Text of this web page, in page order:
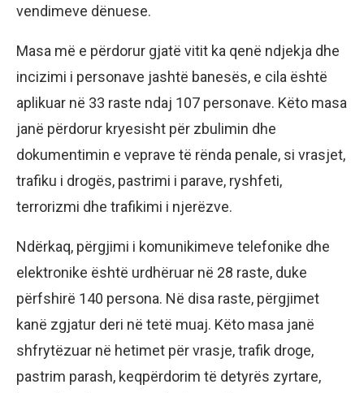
vendimeve dënuese.
Masa më e përdorur gjatë vitit ka qenë ndjekja dhe
incizimi i personave jashtë banesës, e cila është
aplikuar në 33 raste ndaj 107 personave. Këto masa
janë përdorur kryesisht për zbulimin dhe
dokumentimin e veprave të rënda penale, si vrasjet,
trafiku i drogës, pastrimi i parave, ryshfeti,
terrorizmi dhe trafikimi i njerëzve.
Ndërkaq, përgjimi i komunikimeve telefonike dhe
elektronike është urdhëruar në 28 raste, duke
përfshirë 140 persona. Në disa raste, përgjimet
kanë zgjatur deri në tetë muaj. Këto masa janë
shfrytëzuar në hetimet për vrasje, trafik droge,
pastrim parash, keqpërdorim të detyrës zyrtare,